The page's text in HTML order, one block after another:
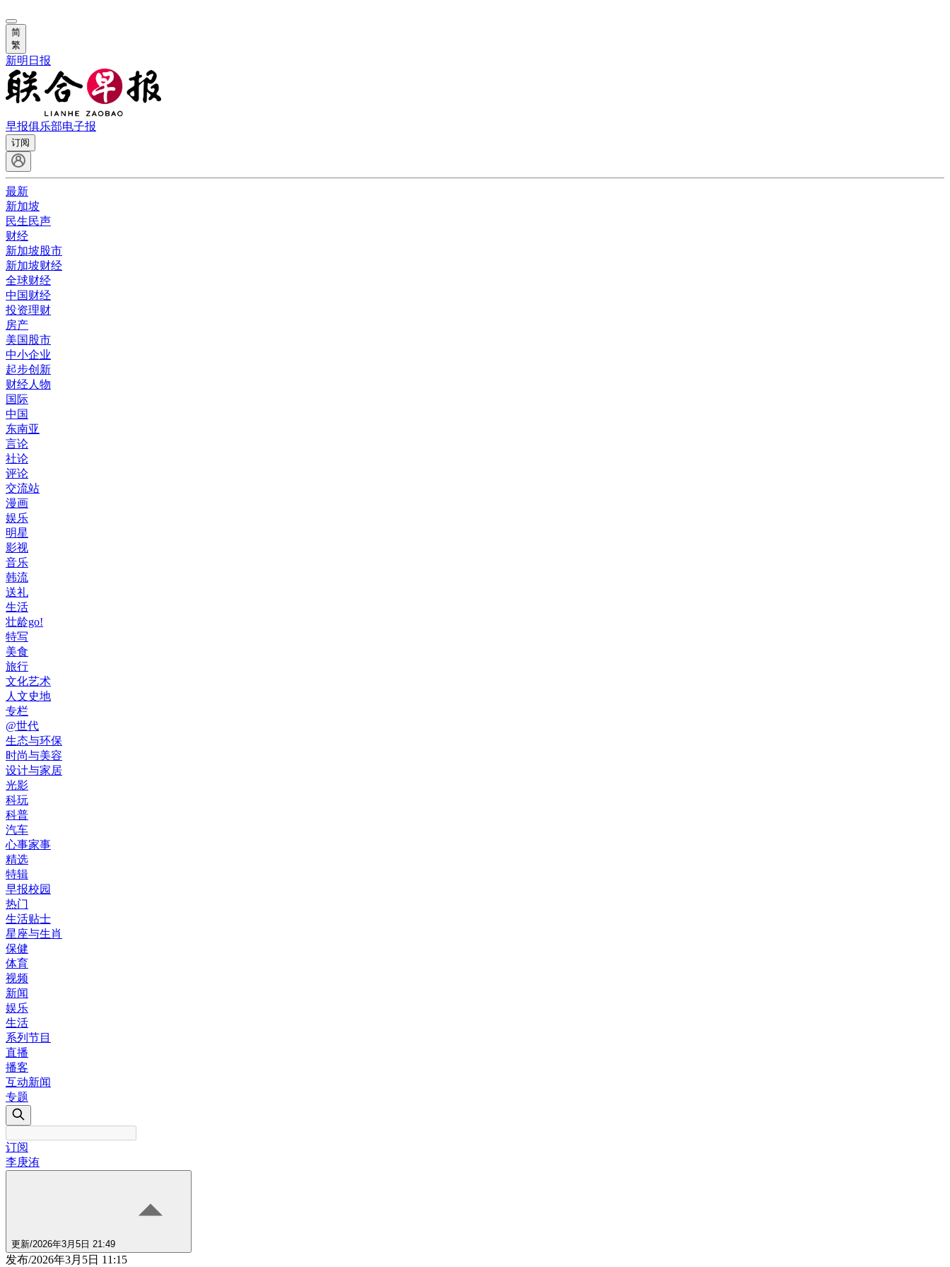
简
繁
新明日报
早报俱乐部电子报
订阅
最新
新加坡
民生民声
财经
新加坡股市
新加坡财经
全球财经
中国财经
投资理财
房产
美国股市
中小企业
起步创新
财经人物
国际
中国
东南亚
言论
社论
评论
交流站
漫画
娱乐
明星
影视
音乐
韩流
送礼
生活
壮龄go!
特写
美食
旅行
文化艺术
人文史地
专栏
@世代
生态与环保
时尚与美容
设计与家居
光影
科玩
科普
汽车
心事家事
精选
特辑
早报校园
热门
生活贴士
星座与生肖
保健
体育
视频
新闻
娱乐
生活
系列节目
直播
播客
互动新闻
专题
订阅
李庚洧
更新/2026年3月5日 21:49
发布/2026年3月5日 11:15